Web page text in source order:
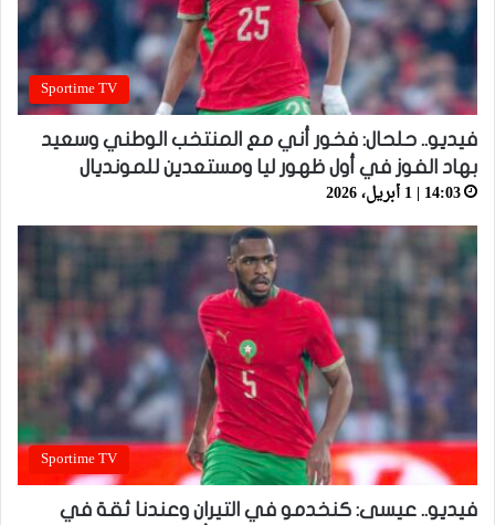
Sportime TV
فيديو.. حلحال: فخور أني مع المنتخب الوطني وسعيد
بهاد الفوز في أول ظهور ليا ومستعدين للمونديال
14:03 | 1 أبريل، 2026
Sportime TV
فيديو.. عيسى: كنخدمو في التيران وعندنا ثقة في